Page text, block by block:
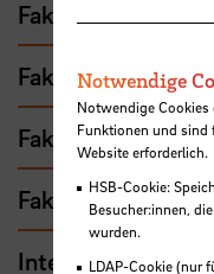
Fakultät 2 -
Fakultät 3 -
Fakultät 4 -
Fakultät 5 - Natur
International
Notwendige
Notwendige
Funktionen und sind
Website erforderlich.
HSB-Cookie:
Besucher:innen,
wurden.
LDAP-Cookie (nur